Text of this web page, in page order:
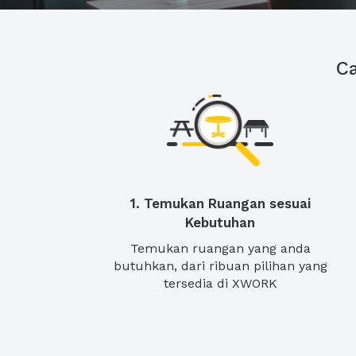
1. Temukan Ruangan sesuai
Kebutuhan
Temukan ruangan yang anda
butuhkan, dari ribuan pilihan yang
tersedia di XWORK